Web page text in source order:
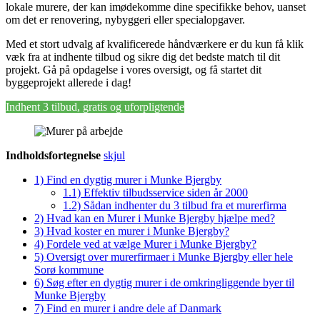
lokale murere, der kan imødekomme dine specifikke behov, uanset
om det er renovering, nybyggeri eller specialopgaver.
Med et stort udvalg af kvalificerede håndværkere er du kun få klik
væk fra at indhente tilbud og sikre dig det bedste match til dit
projekt. Gå på opdagelse i vores oversigt, og få startet dit
byggeprojekt allerede i dag!
Indhent 3 tilbud, gratis og uforpligtende
Indholdsfortegnelse skjul
1) Find en dygtig murer i Munke Bjergby
1.1) Effektiv tilbudsservice siden år 2000
1.2) Sådan indhenter du 3 tilbud fra et murerfirma
2) Hvad kan en Murer i Munke Bjergby hjælpe med?
3) Hvad koster en murer i Munke Bjergby?
4) Fordele ved at vælge Murer i Munke Bjergby?
5) Oversigt over murerfirmaer i Munke Bjergby eller hele
Sorø kommune
6) Søg efter en dygtig murer i de omkringliggende byer til
Munke Bjergby
7) Find en murer i andre dele af Danmark